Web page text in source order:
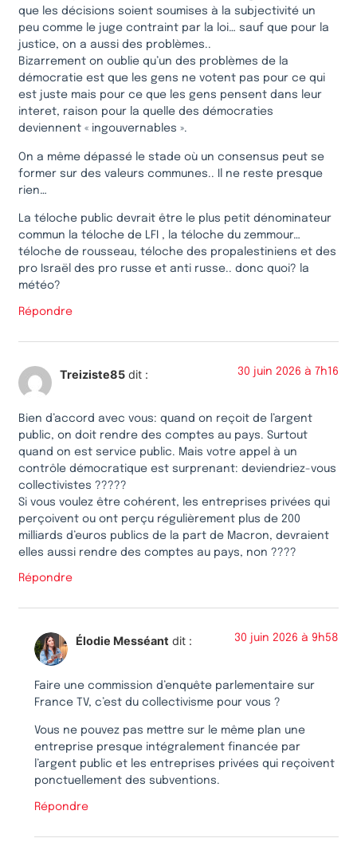
que les décisions soient soumises à la subjectivité un
peu comme le juge contraint par la loi… sauf que pour la
justice, on a aussi des problèmes..
Bizarrement on oublie qu’un des problèmes de la
démocratie est que les gens ne votent pas pour ce qui
est juste mais pour ce que les gens pensent dans leur
interet, raison pour la quelle des démocraties
deviennent « ingouvernables ».
On a même dépassé le stade où un consensus peut se
former sur des valeurs communes.. Il ne reste presque
rien…
La téloche public devrait être le plus petit dénominateur
commun la téloche de LFI , la téloche du zemmour…
téloche de rousseau, téloche des propalestiniens et des
pro Israël des pro russe et anti russe.. donc quoi? la
météo?
Répondre
Treiziste85 dit : 30 juin 2026 à 7h16
Bien d’accord avec vous: quand on reçoit de l’argent
public, on doit rendre des comptes au pays. Surtout
quand on est service public. Mais votre appel à un
contrôle démocratique est surprenant: deviendriez-vous
collectivistes ?????
Si vous voulez être cohérent, les entreprises privées qui
perçoivent ou ont perçu régulièrement plus de 200
milliards d’euros publics de la part de Macron, devraient
elles aussi rendre des comptes au pays, non ????
Répondre
Élodie Messéant dit : 30 juin 2026 à 9h58
Faire une commission d’enquête parlementaire sur
France TV, c’est du collectivisme pour vous ?
Vous ne pouvez pas mettre sur le même plan une
entreprise presque intégralement financée par
l’argent public et les entreprises privées qui reçoivent
ponctuellement des subventions.
Répondre